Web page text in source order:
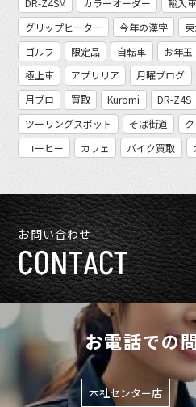
DR-Z4SM
カラーオーダー 輸入車
グリップヒーター
今年の漢字
ゴルフ
限定品 自転車 お年玉
極上車
アプリリア 月曜ブログ
月ブロ
買取 Kuromi DR-Z4S
ツーリングスポット
そば街道
コーヒー
カフェ バイク買取
お問い合わせ
CONTACT
お電話での
本社センター店